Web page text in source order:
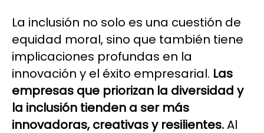
La inclusión no solo es una cuestión de
equidad moral, sino que también tiene
implicaciones profundas en la
innovación y el éxito empresarial. Las
empresas que priorizan la diversidad y
la inclusión tienden a ser más
innovadoras, creativas y resilientes.Al